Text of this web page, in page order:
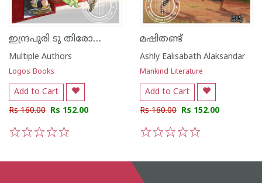
ഇന്ദ്രപുരി ടു തിരോന്തോരം
Multiple Authors
Logos Books
Add to Cart
Rs 160.00 Rs 152.00
മഷിതണ്ട്
Ashly Ealisabath Alaksandar
Mankind Literature
Add to Cart
Rs 160.00 Rs 152.00